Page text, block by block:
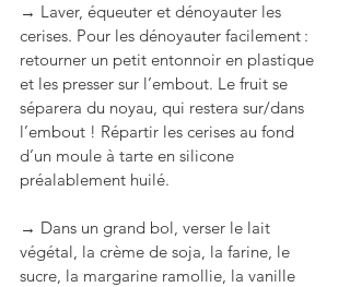
→ Laver, équeuter et dénoyauter les
cerises. Pour les dénoyauter facilement :
retourner un petit entonnoir en plastique
et les presser sur l’embout. Le fruit se
séparera du noyau, qui restera sur/dans
l’embout ! Répartir les cerises au fond
d’un moule à tarte en silicone
préalablement huilé.
→ Dans un grand bol, verser le lait
végétal, la crème de soja, la farine, le
sucre, la margarine ramollie, la vanille